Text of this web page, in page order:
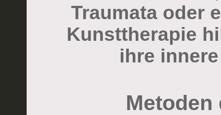
Traumata oder
Kunsttherapie
ihre